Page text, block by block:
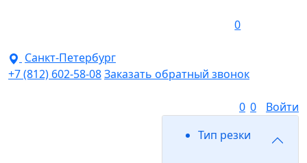
0
Санкт-Петербург
+7 (812) 602-58-08Заказать обратный звонок
0 0 Войти
Тип резки